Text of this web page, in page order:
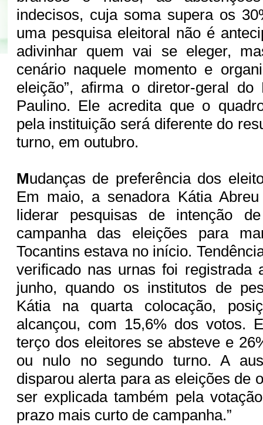
indecisos, cuja soma supera os
uma pesquisa eleitoral não é
adivinhar quem vai se eleger,
cenário naquele momento e
eleição”, afirma o diretor-geral do
Paulino. Ele acredita que o
pela instituição será diferente do
turno, em outubro.
Mudanças de preferência dos
Em maio, a senadora Kátia
liderar pesquisas de intenção
campanha das eleições para
Tocantins estava no início.
verificado nas urnas foi registrada
junho, quando os institutos de
Kátia na quarta colocação,
alcançou, com 15,6% dos votos.
terço dos eleitores se absteve e
ou nulo no segundo turno. A
disparou alerta para as eleições de
ser explicada também pela
prazo mais curto de campanha.”